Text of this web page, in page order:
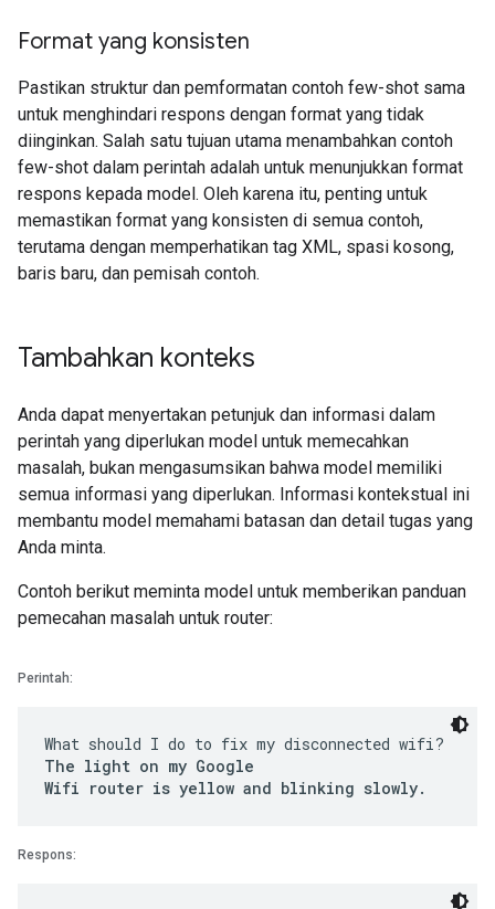
Format yang konsisten
Pastikan struktur dan pemformatan contoh few-shot sama
untuk menghindari respons dengan format yang tidak
diinginkan. Salah satu tujuan utama menambahkan contoh
few-shot dalam perintah adalah untuk menunjukkan format
respons kepada model. Oleh karena itu, penting untuk
memastikan format yang konsisten di semua contoh,
terutama dengan memperhatikan tag XML, spasi kosong,
baris baru, dan pemisah contoh.
Tambahkan konteks
Anda dapat menyertakan petunjuk dan informasi dalam
perintah yang diperlukan model untuk memecahkan
masalah, bukan mengasumsikan bahwa model memiliki
semua informasi yang diperlukan. Informasi kontekstual ini
membantu model memahami batasan dan detail tugas yang
Anda minta.
Contoh berikut meminta model untuk memberikan panduan
pemecahan masalah untuk router:
Perintah:
What should I do to fix my disconnected wifi?
The light on my Google
Wifi router is yellow and blinking slowly.
Respons: